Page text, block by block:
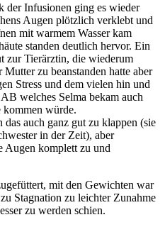
der Infusionen ging es wieder
Augen plötzlich verklebt und
mit warmem Wasser kam
standen deutlich hervor. Ein
zur Tierärztin, die wiederum
zu beanstanden hatte aber
Stress und dem vielen hin und
welches Selma bekam auch
würde.
auch ganz gut zu klappen (sie
in der Zeit), aber
Augen komplett zu und
mit den Gewichten war
Stagnation zu leichter Zunahme
zu werden schien.